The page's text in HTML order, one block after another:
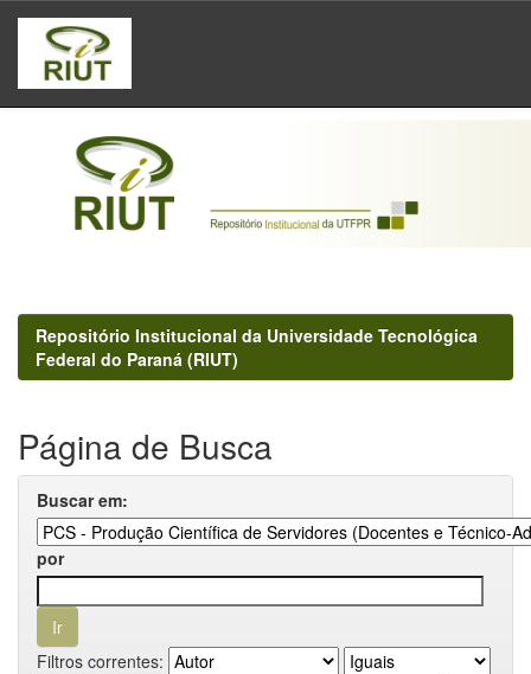
Skip
navigation
Repositório Institucional da Universidade Tecnológica
Federal do Paraná (RIUT)
Página de Busca
Buscar em:
por
Filtros correntes: